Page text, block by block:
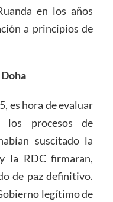
en los años
a principios de
es hora de evaluar
procesos de
suscitado la
la RDC firmaran,
de paz definitivo.
legítimo de